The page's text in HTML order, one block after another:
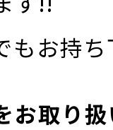
もお持
取り